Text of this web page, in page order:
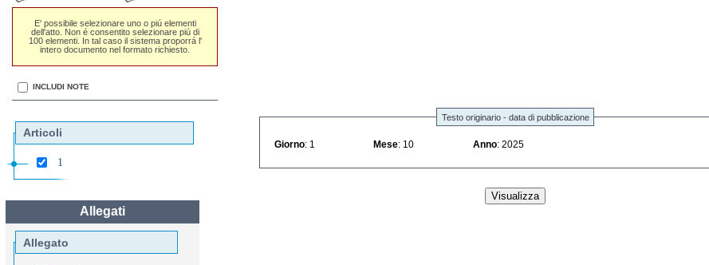
E' possibile selezionare uno o piú elementi
dell'atto. Non é consentito selezionare piú di
100 elementi. In tal caso il sistema proporrá l'
intero documento nel formato richiesto.
INCLUDI NOTE
Articoli
1
Allegati
Allegato
Testo originario - data di pubblicazione
Giorno : 1 Mese : 10 Anno : 2025